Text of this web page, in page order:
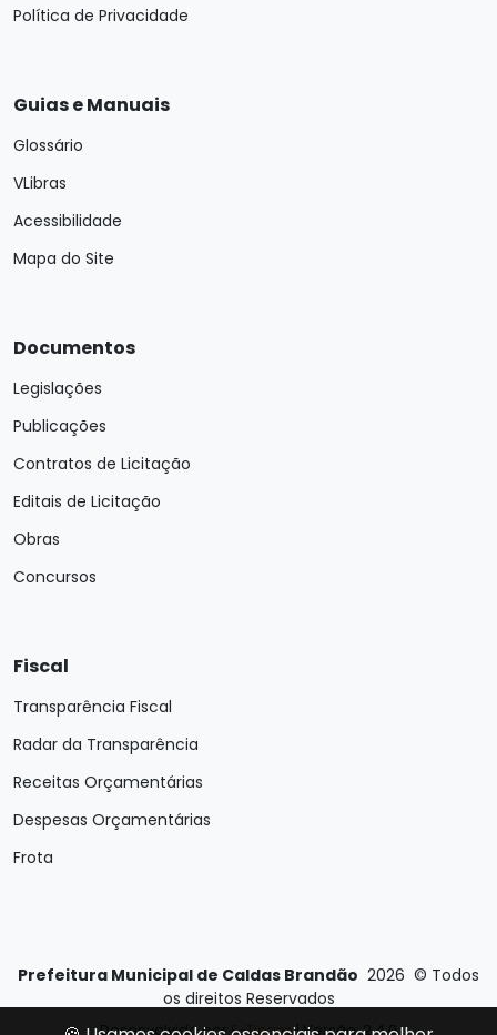
Política de Privacidade
Guias e Manuais
Glossário
VLibras
Acessibilidade
Mapa do Site
Documentos
Legislações
Publicações
Contratos de Licitação
Editais de Licitação
Obras
Concursos
Fiscal
Transparência Fiscal
Radar da Transparência
Receitas Orçamentárias
Despesas Orçamentárias
Frota
Prefeitura Municipal de Caldas Brandão 2026 © Todos
os direitos Reservados
Desenvolvido por E-Ticons| Versão: 2.4.0